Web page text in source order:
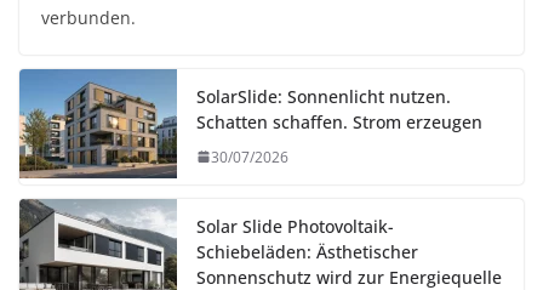
verbunden.
SolarSlide: Sonnenlicht nutzen.
Schatten schaffen. Strom erzeugen
30/07/2026
Solar Slide Photovoltaik-
Schiebeläden: Ästhetischer
Sonnenschutz wird zur Energiequelle